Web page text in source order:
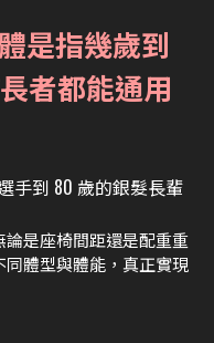
是指幾歲到
者都能通用
手到 80 歲的銀髮長輩
是座椅間距還是配重重
體型與體能，真正實現